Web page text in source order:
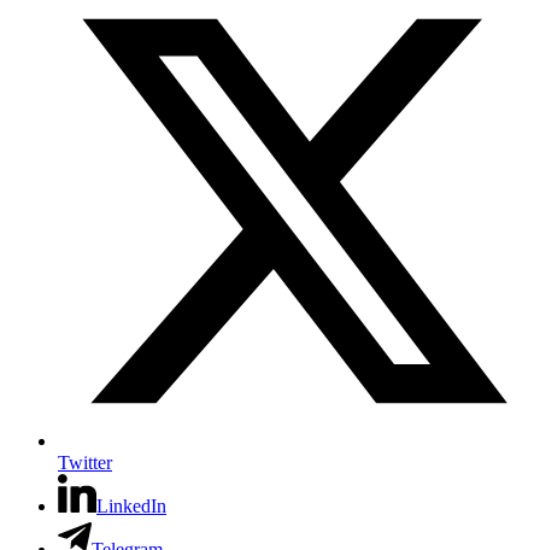
Twitter
LinkedIn